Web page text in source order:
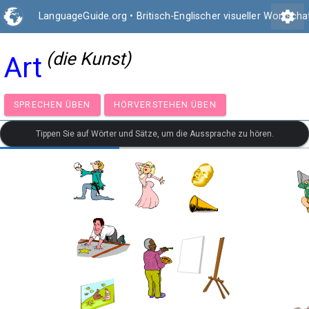
LanguageGuide.org • Britisch-Englischer visueller settings
Art (die Kunst)
SPRECHEN ÜBEN HÖRVERSTEHEN ÜBEN
Tippen Sie auf Wörter und Sätze, um die Aussprache zu hören.